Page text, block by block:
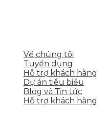
Về chúng tôi
Tuyển dụng
Hỗ trợ khách hàng
Dự án tiêu biểu
Blog và Tin tức
Hỗ trợ khách hàng